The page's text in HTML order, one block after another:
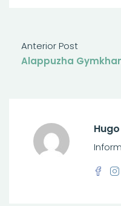
Anterior Post
Alappuzha